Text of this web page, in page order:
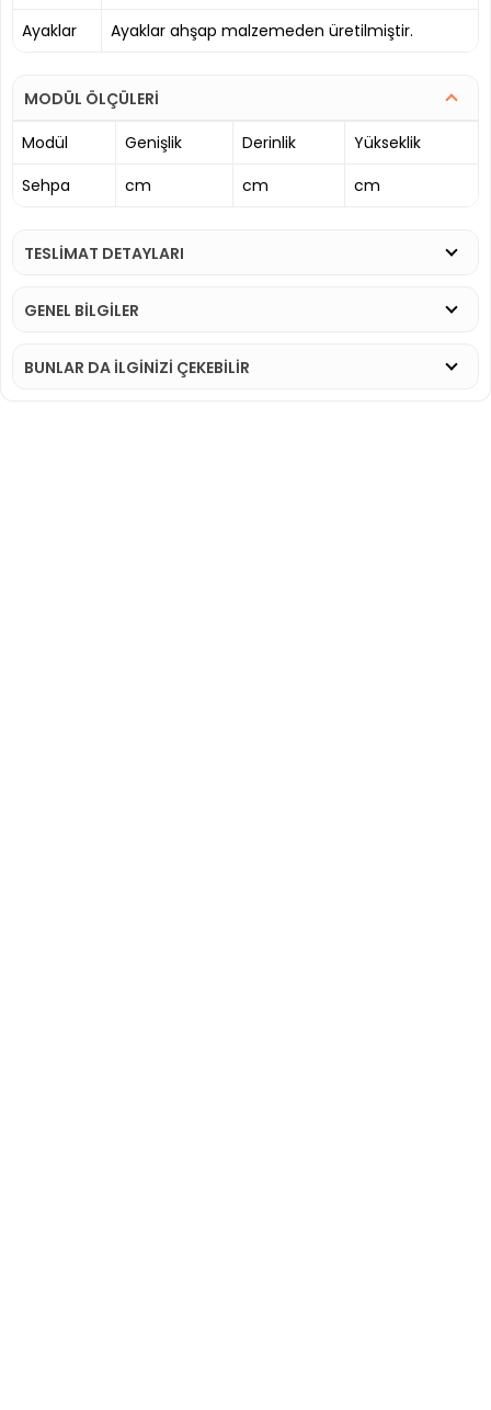
Ayaklar
Ayaklar ahşap malzemeden üretilmiştir.
MODÜL ÖLÇÜLERİ
Modül
Genişlik Derinlik
Yükseklik
Sehpa
cm cm cm
TESLİMAT DETAYLARI
GENEL BİLGİLER
BUNLAR DA İLGINIZI ÇEKEBILIR